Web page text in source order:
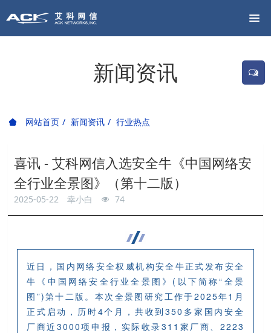
新闻资讯
网站首页 新闻资讯 行业热点
喜讯 - 艾科网信入选安全牛《中国网络安
全行业全景图》（第十二版）
2025-05-22 幸小白 74
近日， 国内网络安全权威机构安全牛正式发布安全
牛《中国网络安全行业全景图》(以下简称“全景
图”)第十二版 。 本次全景图研究工作于2025年1月
正式启动，历时4个月，共收到350多家国内安全
厂商近3000项申报，实际收录311家厂商、2223